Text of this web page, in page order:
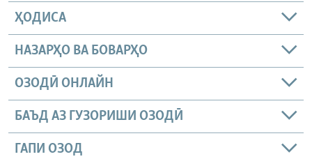
ҲОДИСА
НАЗАРҲО ВА БОВАРҲО
ОЗОДӢ ОНЛАЙН
БАЪД АЗ ГУЗОРИШИ ОЗОДӢ
ГАПИ ОЗОД